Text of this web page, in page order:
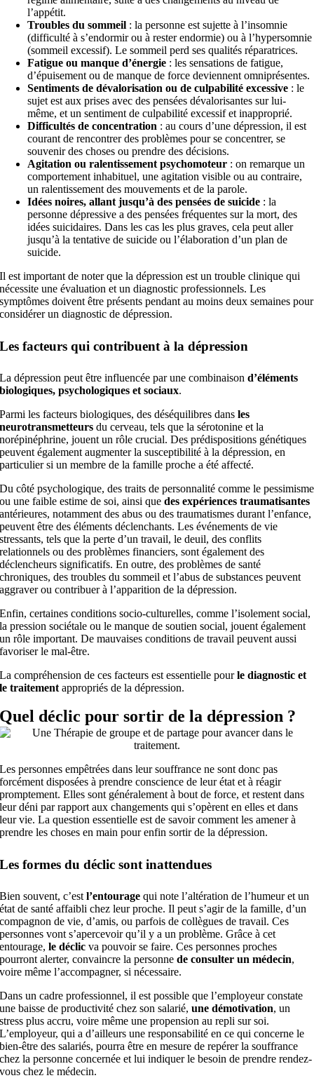
l’appétit.
Troubles du sommeil : la personne est sujette à l’insomnie
(difficulté à s’endormir ou à rester endormie) ou à l’hypersomnie
(sommeil excessif). Le sommeil perd ses qualités réparatrices.
Fatigue ou manque d’énergie : les sensations de fatigue,
d’épuisement ou de manque de force deviennent omniprésentes.
Sentiments de dévalorisation ou de culpabilité excessive : le
sujet est aux prises avec des pensées dévalorisantes sur lui-
même, et un sentiment de culpabilité excessif et inapproprié.
Difficultés de concentration : au cours d’une dépression, il est
courant de rencontrer des problèmes pour se concentrer, se
souvenir des choses ou prendre des décisions.
Agitation ou ralentissement psychomoteur : on remarque un
comportement inhabituel, une agitation visible ou au contraire,
un ralentissement des mouvements et de la parole.
Idées noires, allant jusqu’à des pensées de suicide : la
personne dépressive a des pensées fréquentes sur la mort, des
idées suicidaires. Dans les cas les plus graves, cela peut aller
jusqu’à la tentative de suicide ou l’élaboration d’un plan de
suicide.
Il est important de noter que la dépression est un trouble clinique qui
nécessite une évaluation et un diagnostic professionnels. Les
symptômes doivent être présents pendant au moins deux semaines pour
considérer un diagnostic de dépression.
Les facteurs qui contribuent à la dépression
La dépression peut être influencée par une combinaisond’éléments
biologiques, psychologiques et sociaux.
Parmi les facteurs biologiques, des déséquilibres dansles
neurotransmetteurs du cerveau, tels que la sérotonine et la
norépinéphrine, jouent un rôle crucial. Des prédispositions génétiques
peuvent également augmenter la susceptibilité à la dépression, en
particulier si un membre de la famille proche a été affecté.
Du côté psychologique, des traits de personnalité comme le pessimisme
ou une faible estime de soi, ainsi quedes expériences traumatisantes
antérieures, notamment des abus ou des traumatismes durant l’enfance,
peuvent être des éléments déclenchants. Les événements de vie
stressants, tels que la perte d’un travail, le deuil, des conflits
relationnels ou des problèmes financiers, sont également des
déclencheurs significatifs. En outre, des problèmes de santé
chroniques, des troubles du sommeil et l’abus de substances peuvent
aggraver ou contribuer à l’apparition de la dépression.
Enfin, certaines conditions socio-culturelles, comme l’isolement social,
la pression sociétale ou le manque de soutien social, jouent également
un rôle important. De mauvaises conditions de travail peuvent aussi
favoriser le mal-être.
La compréhension de ces facteurs est essentielle pourle diagnostic et
le traitement appropriés de la dépression.
Quel déclic pour sortir de la dépression ?
Les personnes empêtrées dans leur souffrance ne sont donc pas
forcément disposées à prendre conscience de leur état et à réagir
promptement. Elles sont généralement à bout de force, et restent dans
leur déni par rapport aux changements qui s’opèrent en elles et dans
leur vie. La question essentielle est de savoir comment les amener à
prendre les choses en main pour enfin sortir de la dépression.
Les formes du déclic sont inattendues
Bien souvent, c’estl’entourage qui note l’altération de l’humeur et un
état de santé affaibli chez leur proche. Il peut s’agir de la famille, d’un
compagnon de vie, d’amis, ou parfois de collègues de travail. Ces
personnes vont s’apercevoir qu’il y a un problème. Grâce à cet
entourage,le déclic va pouvoir se faire. Ces personnes proches
pourront alerter, convaincre la personnede consulter un médecin,
voire même l’accompagner, si nécessaire.
Dans un cadre professionnel, il est possible que l’employeur constate
une baisse de productivité chez son salarié,une démotivation, un
stress plus accru, voire même une propension au repli sur soi.
L’employeur, qui a d’ailleurs une responsabilité en ce qui concerne le
bien-être des salariés, pourra être en mesure de repérer la souffrance
chez la personne concernée et lui indiquer le besoin de prendre rendez-
vous chez le médecin.